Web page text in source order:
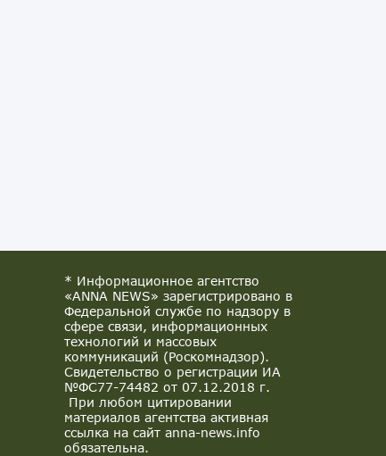
* Информационное агентство
«ANNA NEWS» зарегистрировано в
Федеральной службе по надзору в
сфере связи, информационных
технологий и массовых
коммуникаций (Роскомнадзор).
Свидетельство о регистрации ИА
№ФС77-74482 от 07.12.2018 г.
При любом цитировании
материалов агентства активная
ссылка на сайт anna-news.info
обязательна.